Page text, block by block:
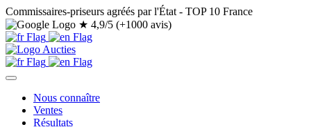
Commissaires-priseurs agréés par l'État - TOP 10 France
★ 4,9/5 (+1000 avis)
Nous connaître
Ventes
Résultats